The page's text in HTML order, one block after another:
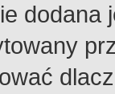
dodana